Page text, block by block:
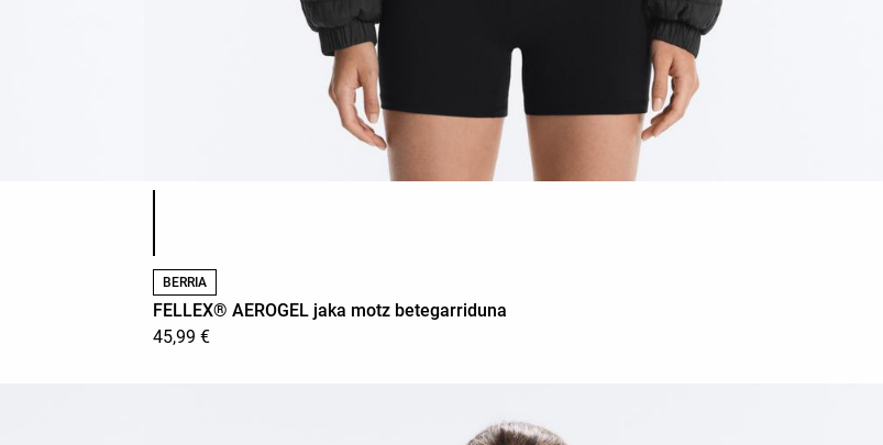
Produktuaren koloreen zerrenda
BERRIA
FELLEX® AEROGEL jaka motz betegarriduna
45,99 €